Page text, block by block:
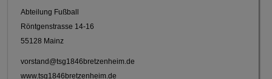
Abteilung Fußball
Röntgenstrasse 14-16
55128 Mainz
vorstand@tsg1846bretzenheim.de
www.tsg1846bretzenheim.de